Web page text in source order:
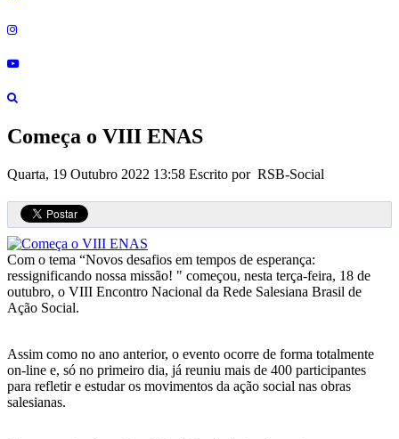
Começa o VIII ENAS
Quarta, 19 Outubro 2022 13:58 Escrito por RSB-Social
Com o tema “Novos desafios em tempos de esperança:
ressignificando nossa missão! " começou, nesta terça-feira, 18 de
outubro, o VIII Encontro Nacional da Rede Salesiana Brasil de
Ação Social.
Assim como no ano anterior, o evento ocorre de forma totalmente
on-line e, só no primeiro dia, já reuniu mais de 400 participantes
para refletir e estudar os movimentos da ação social nas obras
salesianas.